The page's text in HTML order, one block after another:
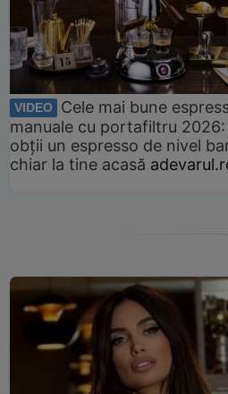
VIDEO
Cele mai bune
manuale cu portafiltru 2026:
obții un espresso de nivel
chiar la tine acasă